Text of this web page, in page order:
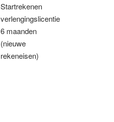
Startrekenen
verlengingslicentie
6 maanden
(nieuwe
rekeneisen)